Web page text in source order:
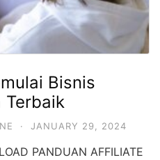
Bisnis
Terbaik
· JANUARY 29, 2024
PANDUAN AFFILIATE